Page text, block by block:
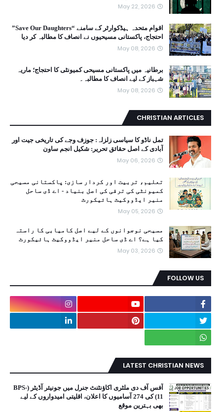
May 22, 2026
اقوام متحدہ ہیڈکوارٹر کے سامنے “Save Our Daughters”
احتجاج، پاکستانی مسیحیوں نے انصاف کا مطالبہ کر دیا
May 08, 2026
برطانیہ میں پاکستانی مسیحی کمیونٹی کا احتجاج؛ ماریہ
شہباز کے لیے انصاف کا مطالبہ۔
May 08, 2026
CHRISTIAN ARTICLES
تمل ناڈو کا سیاسی زلزلہ: جوزف وجے کی تاریخی جیت اور
آبادی کے اصل حقائق تحریر: شکیل انجم ساون
May 06, 2026
تعلیم، تربیت اور کردار سازی: پاکستانی مسیحی
کمیونٹی کی ترقی کی اصل بنیاد - اے ڈی ساحل
منیر ایڈووکیٹ ہائیکورٹ
May 05, 2026
مسیحی نوجوانوں کے لیے اصل کامیابی کا راستہ
کیا ہے؟ اے ڈی ساحل منیر ایڈووکیٹ ہائیکورٹ
May 03, 2026
FOLLOW US
LATEST CHRISTIAN NEWS
آفس آف دی ملٹری اکاؤنٹنٹ جنرل میں جونیئر آڈیٹر (BPS-
11) کی 274 آسامیوں کا اعلان، اقلیتی امیدواروں کے لیے
بھی بہترین موقع